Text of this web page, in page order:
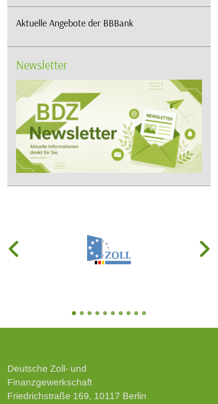
Aktuelle Angebote der BBBank
Newsletter
Deutsche Zoll- und
Finanzgewerkschaft
Friedrichstraße 169, 10117 Berlin